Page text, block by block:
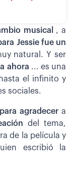
musical
, a
Jessie fue un
natural. Y ser
ahora ... es una
el infinito y
sociales.
agradecer a
del tema,
de la película y
escribió la